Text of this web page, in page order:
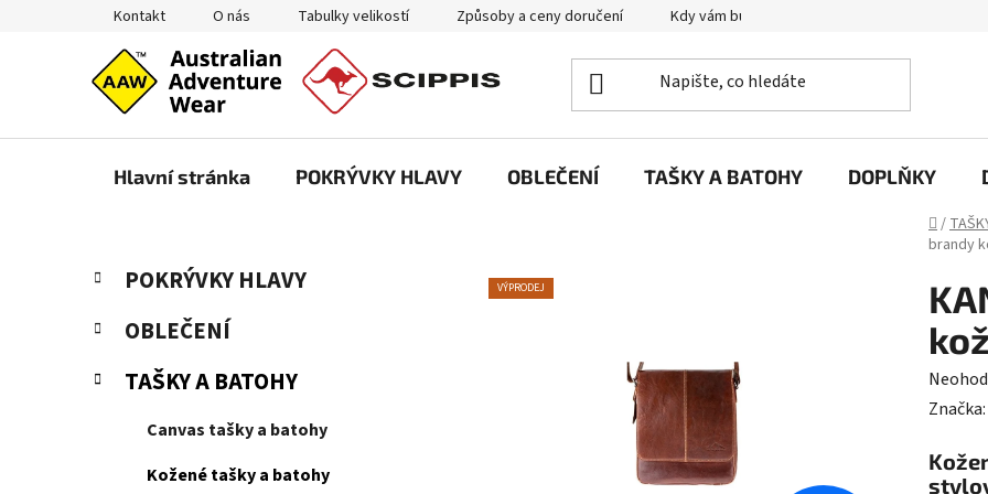
Kontakt O nás Tabulky velikostí Způsoby a ceny doručení Kdy vám bude zboží doručené?
Hlavní stránka POKRÝVKY HLAVY OBLEČENÍ TAŠKY A BATOHY DOPLŇKY
Domů
/
brandy
P
s
r
Přeskočit
kategorie
K
a
e
o
POKRÝVKY HLAVY
OBLEČENÍ
TAŠKY A BATOHY
Canvas tašky a batohy
Kožené tašky a batohy
je
Značka:
VÝPRODEJ